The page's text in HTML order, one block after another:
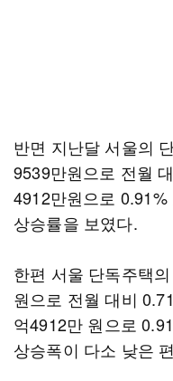
반면 지난달 서울의
9539만원으로 전월
4912만원으로
상승률을 보였다.
한편 서울 단독주택
원으로 전월 대비
억4912만 원으로
상승폭이 다소 낮은